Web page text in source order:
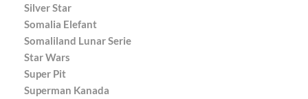
Silver Star
Somalia Elefant
Somaliland Lunar Serie
Star Wars
Super Pit
Superman Kanada